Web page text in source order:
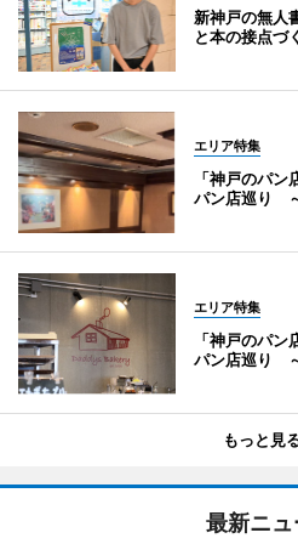
新神戸の無人
と本の接点づ
エリア特集
「神戸のパ
パン店巡り
エリア特集
「神戸のパ
パン店巡り
もっと見
最新ニュ